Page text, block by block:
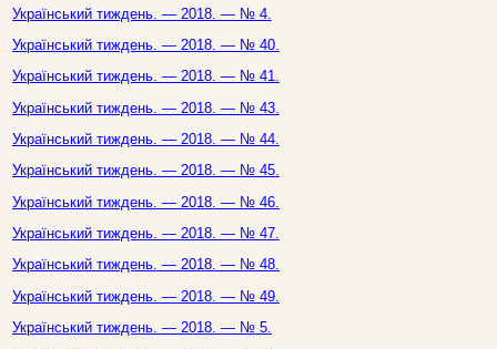
Український тиждень. — 2018. — № 4.
Український тиждень. — 2018. — № 40.
Український тиждень. — 2018. — № 41.
Український тиждень. — 2018. — № 43.
Український тиждень. — 2018. — № 44.
Український тиждень. — 2018. — № 45.
Український тиждень. — 2018. — № 46.
Український тиждень. — 2018. — № 47.
Український тиждень. — 2018. — № 48.
Український тиждень. — 2018. — № 49.
Український тиждень. — 2018. — № 5.